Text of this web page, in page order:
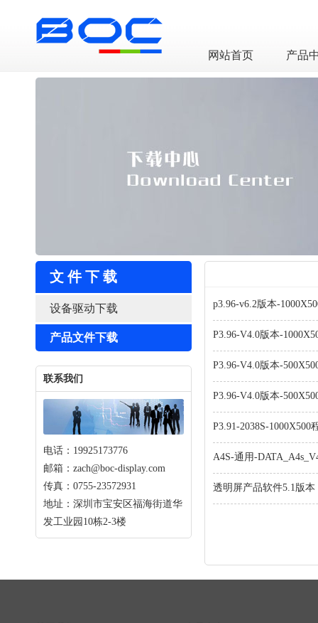
LED透明屏厂家
网站首页 产品
文件下载
设备驱动下载
产品文件下载
联系我们
电话：19925173776
邮箱：zach@boc-display.com
传真：0755-23572931
地址：深圳市宝安区福海街道华
发工业园10栋2-3楼
p3.96-v6.2版本-
P3.96-V4.0版本-
P3.96-V4.0版本-
P3.96-V4.0版本-
P3.91-2038S-1000X500
A4S-通用-
透明屏产品软件5.1版本